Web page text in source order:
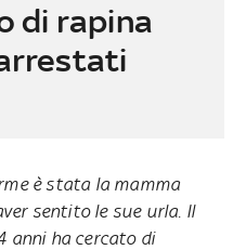
di rapina
è stata la mamma
sentito le sue urla. Il
anni ha cercato di